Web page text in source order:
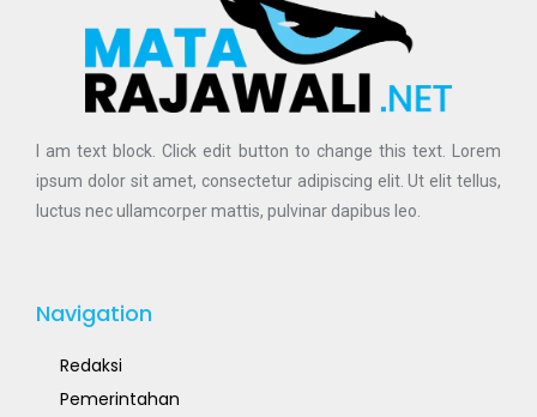
I am text block. Click edit button to change this text. Lorem
ipsum dolor sit amet, consectetur adipiscing elit. Ut elit tellus,
luctus nec ullamcorper mattis, pulvinar dapibus leo.
Navigation
Redaksi
Pemerintahan